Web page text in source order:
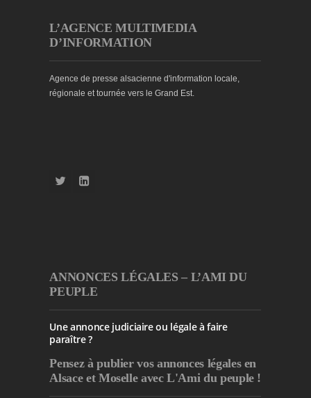
L’AGENCE MULTIMEDIA
D’INFORMATION
Agence de presse alsacienne d'information locale,
régionale et tournée vers le Grand Est.
ANNONCES LÉGALES – L’AMI DU
PEUPLE
Une annonce judiciaire ou légale à faire
paraître ?
Pensez à publiervos annonces légales en
Alsace et Moselle avec L'Ami du peuple !